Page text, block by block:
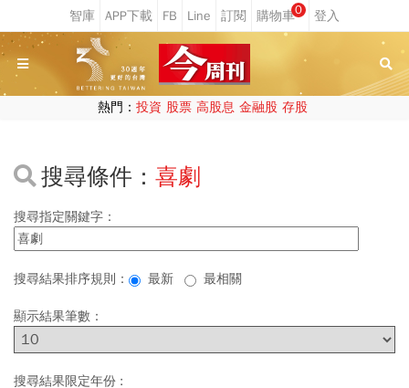
0
熱門： 投資 股票 高股息 金融股 存股
搜尋條件： 喜劇
搜尋指定關鍵字：
搜尋結果排序規則： 最新 最相關
顯示結果筆數：
搜尋結果限定年份 :